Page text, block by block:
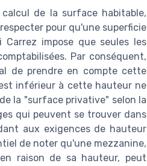
de la surface habitable,
pour qu'une superficie
impose que seules les
Par conséquent,
de prendre en compte cette
inférieur à cette hauteur ne
la "surface privative" selon la
qui peuvent se trouver dans
aux exigences de hauteur
de noter qu'une mezzanine,
raison de sa hauteur, peut